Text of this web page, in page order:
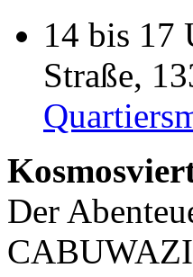
14 bis 17
Straße,
Der
CABUWAZI